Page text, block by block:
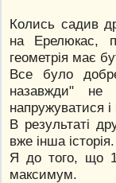
Колись садив
на Ерелюкас,
геометрія має
Все було
назавжди"
напружуватися
В результаті
вже інша історія.
Я до того, що
максимум.